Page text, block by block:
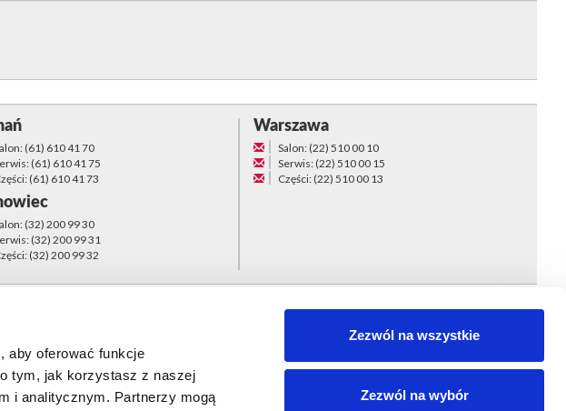
aby oferować funkcje
tym, jak korzystasz z naszej
i analitycznym. Partnerzy mogą
Zezwól na wszystkie
Zezwól na wybór
(61) 610 41 70
(61) 610 41 75
(61) 610 41 73
(32) 200 99 30
(32) 200 99 31
(32) 200 99 32
Warszawa
Salon: (22) 510 00 10
Serwis: (22) 510 00 15
Części: (22) 510 00 13
Jesteśmy częścią